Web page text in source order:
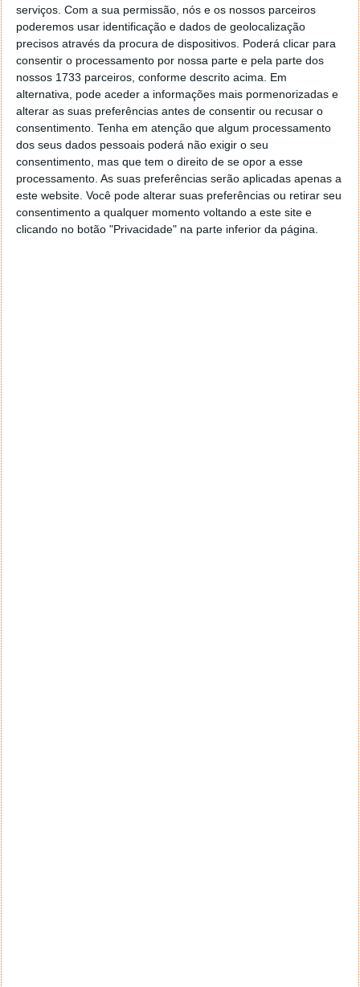
serviços. Com a sua permissão, nós e os nossos parceiros
poderemos usar identificação e dados de geolocalização
precisos através da procura de dispositivos. Poderá clicar para
consentir o processamento por nossa parte e pela parte dos
nossos 1733 parceiros, conforme descrito acima. Em
alternativa, pode aceder a informações mais pormenorizadas e
alterar as suas preferências antes de consentir ou recusar o
consentimento. Tenha em atenção que algum processamento
dos seus dados pessoais poderá não exigir o seu
consentimento, mas que tem o direito de se opor a esse
processamento. As suas preferências serão aplicadas apenas a
este website. Você pode alterar suas preferências ou retirar seu
consentimento a qualquer momento voltando a este site e
clicando no botão "Privacidade" na parte inferior da página.